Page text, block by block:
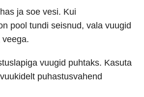
ja soe vesi. Kui
pool tundi seisnud, vala vuugid
veega.
vuugid puhtaks. Kasuta
puhastusvahend